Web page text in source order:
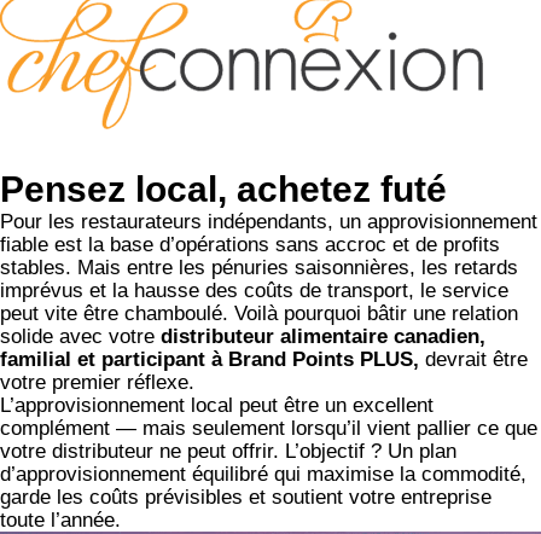
Pensez local, achetez futé
Pour les restaurateurs indépendants, un approvisionnement
fiable est la base d’opérations sans accroc et de profits
stables. Mais entre les pénuries saisonnières, les retards
imprévus et la hausse des coûts de transport, le service
peut vite être chamboulé. Voilà pourquoi bâtir une relation
solide avec votre distributeur alimentaire canadien,
familial et participant à Brand Points PLUS, devrait être
votre premier réflexe.
L’approvisionnement local peut être un excellent
complément — mais seulement lorsqu’il vient pallier ce que
votre distributeur ne peut offrir. L’objectif ? Un plan
d’approvisionnement équilibré qui maximise la commodité,
garde les coûts prévisibles et soutient votre entreprise
toute l’année.